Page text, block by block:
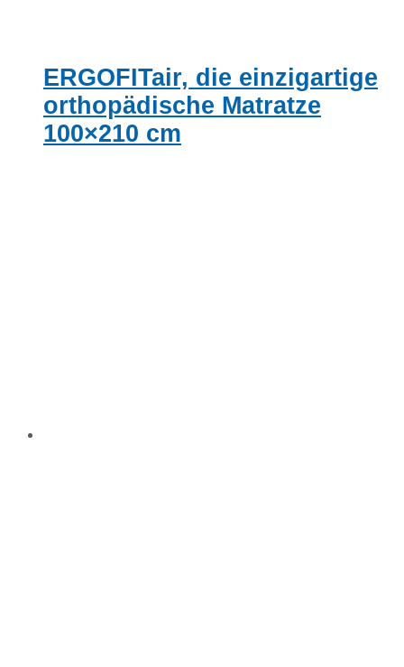
ERGOFITair, die einzigartige
orthopädische Matratze
100×210 cm